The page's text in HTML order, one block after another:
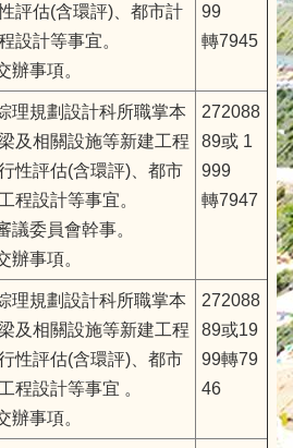
評估(含環評)、都市計
設計等事宜。
辦事項。
99
轉7945
理規劃設計科所職掌本
及相關設施等新建工程
性評估(含環評)、都市
程設計等事宜。
議委員會幹事。
辦事項。
272088
89或 1
999
轉7947
理規劃設計科所職掌本
及相關設施等新建工程
性評估(含環評)、都市
程設計等事宜 。
辦事項。
272088
89或19
99轉79
46